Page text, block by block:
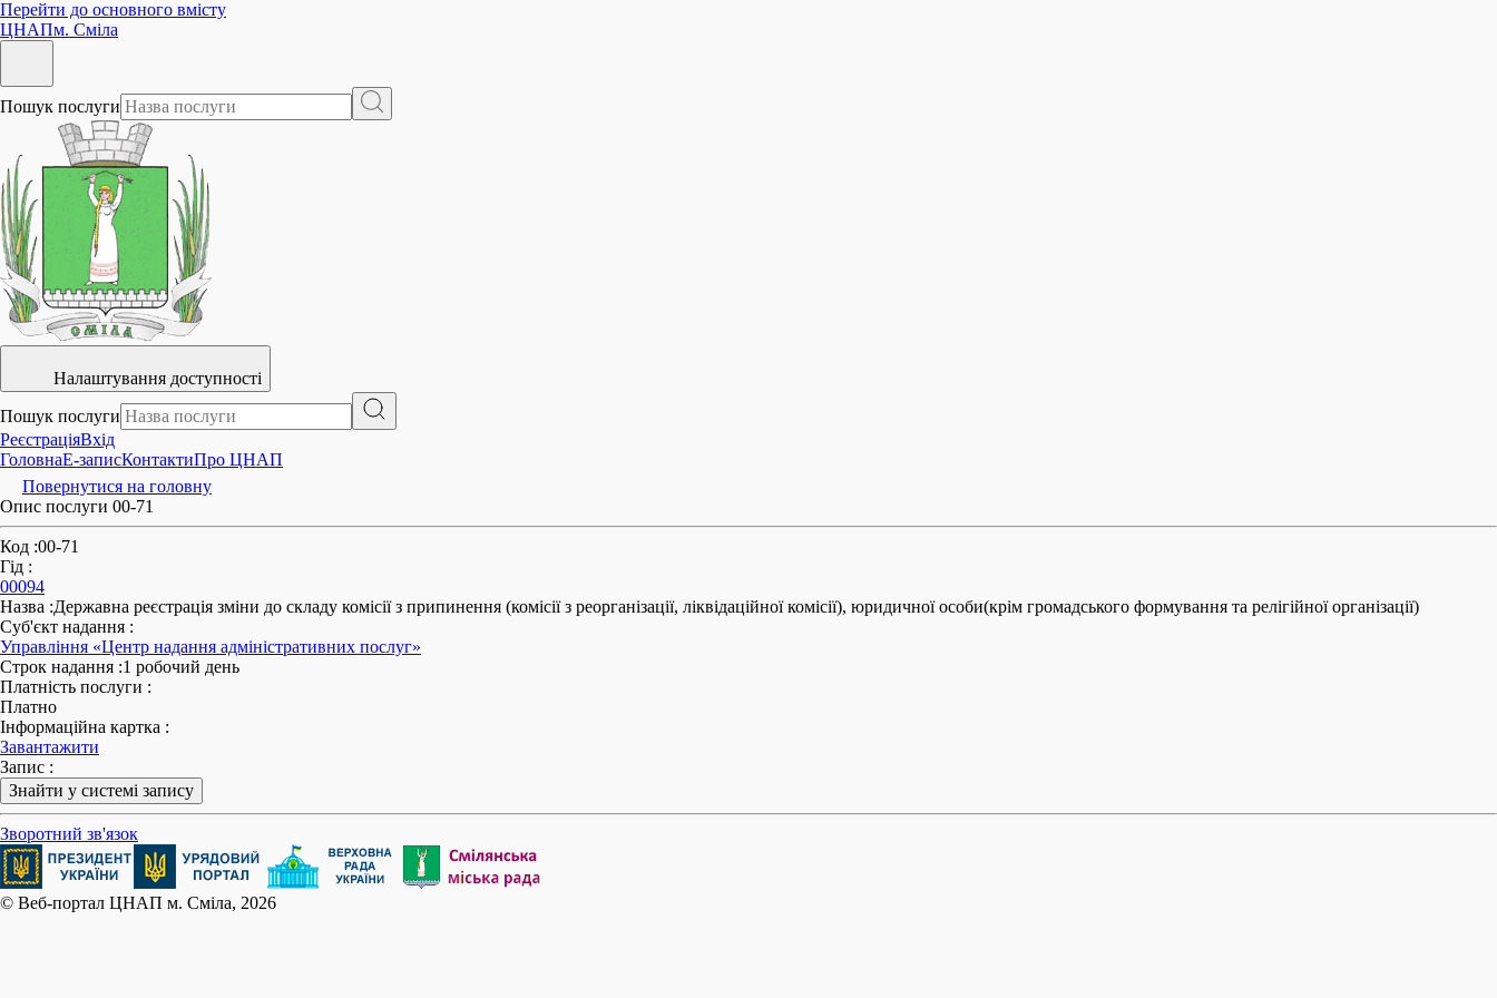
Перейти до основного вмісту
ЦНАПм. Сміла
Пошук послуги
Налаштування доступності
Пошук послуги
РеєстраціяВхід
ГоловнаE-записКонтактиПро ЦНАП
Повернутися на головну
Опис послуги 00-71
Код :00-71
Гід :
00094
Назва :Державна реєстрація зміни до складу комісії з припинення (комісії з реорганізації, ліквідаційної комісії), юридичної особи(крім громадського формування та релігійної організації)
Суб'єкт надання :
Управління «Центр надання адміністративних послуг»
Строк надання :1 робочий день
Платність послуги :
Платно
Інформаційна картка :
Завантажити
Запис :
Знайти у системі запису
Зворотний зв'язок
© Веб-портал ЦНАП м. Сміла, 2026